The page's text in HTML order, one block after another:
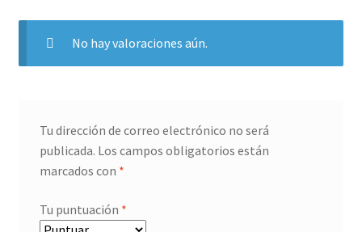
Mismo ID
My Account
Panel del vendedor
No hay valoraciones aún.
Tu dirección de correo electrónico no será
publicada. Los campos obligatorios están
marcados con *
Tu puntuación *